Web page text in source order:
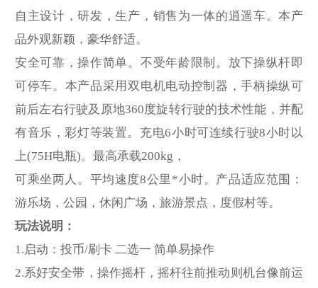
自主设计，研发，生产，销售为一体的逍遥车。本产
品外观新颖，豪华舒适。
安全可靠，操作简单。不受年龄限制。放下操纵杆即
可停车。本产品采用双电机电动控制器，手柄操纵可
前后左右行驶及原地360度旋转行驶的技术性能，并配
有音乐，彩灯等装置。充电6小时可连续行驶8小时以
上(75H电瓶)。最高承载200kg，
可乘坐两人。平均速度8公里*小时。产品适应范围：
游乐场，公园，休闲广场，旅游景点，度假村等。
玩法说明：
1.启动：投币/刷卡 二选一 简单易操作
2.系好安全带，操作摇杆，摇杆往前推动则机台像前运